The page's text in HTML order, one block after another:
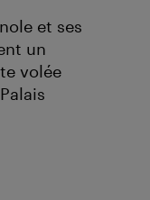
et ses
un
volée